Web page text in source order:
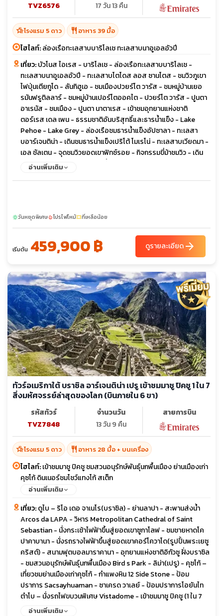
TVZ6576
17 วัน 13 คืน
hotel_classโรงแรม 5 ดาว restaurant อาหาร 39 มื้อ
ไฮไลท์:ล่องเรือทะเลสาบบาริโลเช ทะเลสาบนาอูเอลอัวปี
เที่ยว:บัวโนส ไอเรส - บาริโลเช - ล่องเรือทะเลสาบบาริโลเช -
ทะเลสาบนาอูเอลอัวปี - ทะเลสาบโตโดส ลอส ซานโตส - ชมวิวภูเขา
ไฟปุ่นเตียกูโด - ลันกิฮูเอ - ชมเมืองปวยร์โต วารัส - ชมหมู่บ้านเยอ
รมันฟรูติลลาร์ - ชมหมู่บ้านเปอร์โตออคไต - ปวยร์โต วารัส - ปูนตา
อาเรนัส - ชมเมือง - ปูนตา นาตาเรส - เข้าชมอุทยานแห่งชาติ
ตอร์เรส เดล เพน - ธรรมชาติอันบริสุทธิ์และธารน้ำแข็ง - Lake
Pehoe - Lake Grey - ล่องเรือชมธารน้ำแข็งอัปซาลา - ทะเลสา
บอาร์เจนติน่า - เดินชมธารน้ำแข็งเปริโต้ โมเรโน่ - ทะเลสาบเวียดมา -
เอล ชัลเตน - จุดชมวิวยอดเขาฟิทซ์รอย - กิจกรรมขี่ม้าชมวิว - เดิน
ชมวิว - พายเรือคายัค - BBQ พื้นเมือง - อูซัวยา - ชมเมืองอูซัวยา -
อ่านเพิ่มเติม
sunnyวันหยุดพิเศษlocal_fire_departmentโปรไฟไหม้confirmation_numberที่เหลือน้อย
เริ่มต้น 459,900 ฿ ดูรายละเอียดarrow_forward
ทัวร์อเมริกาใต้ บราซิล อาร์เจนติน่า เปรู เข้าชมมาชู ปิคชู 1 ใน 7
สิ่งมหัศจรรย์ล่าสุดของโลก (บินภายใน 6 ขา)
รหัสทัวร์
TVZ7848
จำนวนวัน
13 วัน 9 คืน
สายการบิน
hotel_classโรงแรม 5 ดาว restaurant อาหาร 28 มื้อ + บนเครื่อง
ไฮไลท์:เข้าชมมาชู ปิคชู ชมสวนอนุรักษ์พันธุ์นกพื้นเมือง ย่านเมืองเก่า
คุซโก้ ดินเนอร์ชมโชว์แทงโก้ สเต็ก
อ่านเพิ่มเติม
เที่ยว:ดูไบ – ริโอ เดอ จาเนโร(บราซิล) - ย่านลาปา - สะพานส่งน้ำ
Arcos da LAPA - วิหาร Metropolitan Cathedral of Saint
Sebastian - นั่งกระเช้าไฟฟ้าขึ้นสู่ยอดเขาซูกาโลฟ - ชมชายหาดโค
ปาคาบานา - นั่งรถรางไฟฟ้าขึ้นสู่ยอดเขาคอร์โควาโด(รูปปั้นพระเยซู
คริสต์) - สนามฟุตบอลมาราคานา - อุทยานแห่งชาติอิกัวซู ฝั่งบราซิล
- ชมสวนอนุรักษ์พันธุ์นกพื้นเมือง Bird s Park - ลิม่า(เปรู) - คุซโก้ –
เที่ยวชมย่านเมืองเก่าคุซโก้ - กำแพงหิน 12 Side Stone - ป้อม
ปราการ Sacsayhuaman - ซาเครด วาเลย์ - ป้อมปราการโอยันไท
ตำโบ – นั่งรถไฟขบวนพิเศษ Vistadome - เข้าชมมาชู ปิคชู (1 ใน 7
สิ่งมหัศจรรย์ล่าสุดของโลก) – ลิม่า - บัวโนส ไอเรส – ดินเนอร์
อ่านเพิ่มเติม